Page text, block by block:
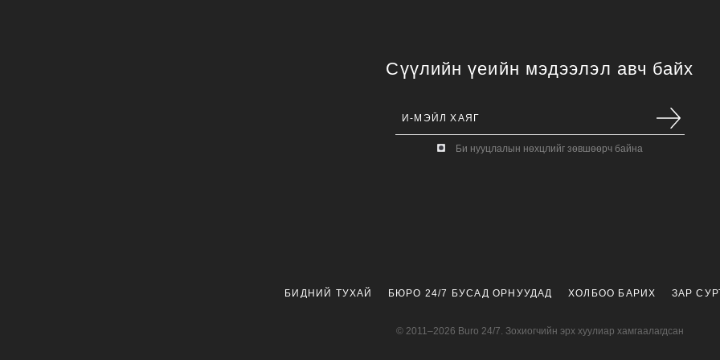
Сүүлийн үеийн мэдээлэл авч байх
Би нууцлалын нөхцлийг зөвшөөрч байна
БИДНИЙ ТУХАЙ БЮРО 24/7 БУСАД ОРНУУДАД ХОЛБОО БАРИХ ЗАР
© 2011–2026 Buro 24/7. Зохиогчийн эрх хуулиар хамгаалагдсан